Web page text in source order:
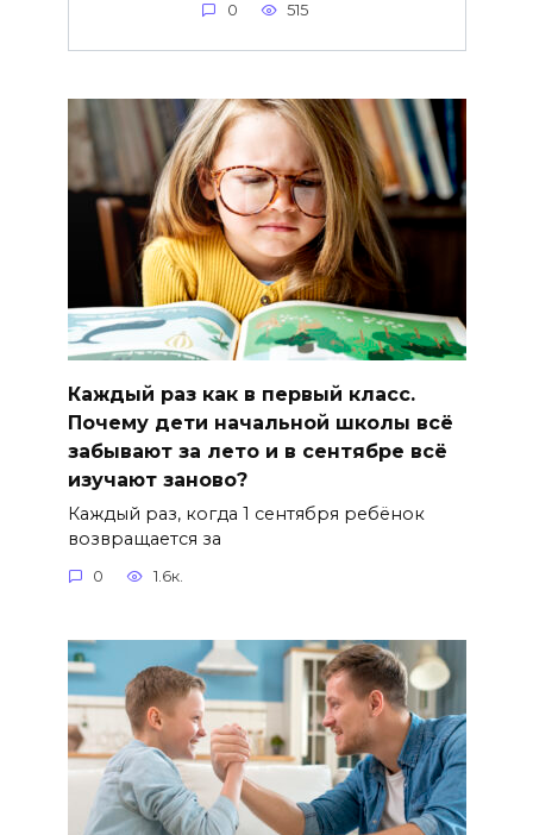
0 515
Каждый раз как в первый класс.
Почему дети начальной школы всё
забывают за лето и в сентябре всё
изучают заново?
Каждый раз, когда 1 сентября ребёнок
возвращается за
0 1.6к.